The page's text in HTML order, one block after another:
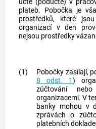
účtě (podúčtě) v
plateb. Pobočka je
prostředků, které
organizací v den
nejsou prostředky
(1) Pobočky zasílají,
8 odst. 1)
zúčtování
organizacemi. V
banky mohou v
zprávách o
platebních